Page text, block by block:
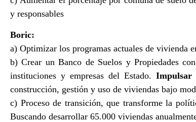
y responsables
Boric:
a) Optimizar los programas actuales de vivienda
b) Crear un Banco de Suelos y Propiedades
instituciones y empresas del Estado.Impulsar
construcción, gestión y uso de viviendas bajo
c) Proceso de transición, que transforme la
Buscando desarrollar 65.000 viviendas